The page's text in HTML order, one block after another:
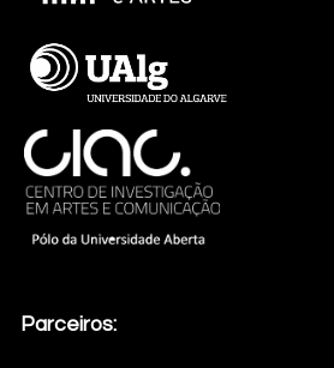
Parceiros: